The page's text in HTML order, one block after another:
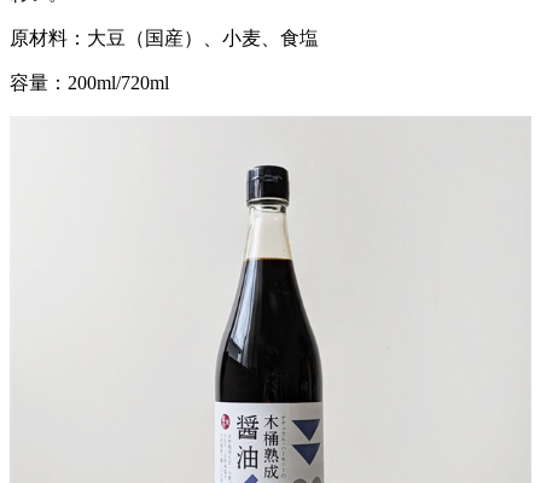
原材料：大豆（国産）、小麦、食塩
容量：200ml/720ml